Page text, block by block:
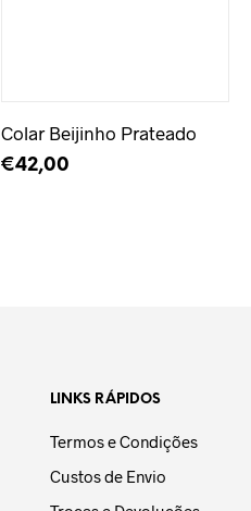
Colar Beijinho Prateado
€42,00
LINKS RÁPIDOS
Termos e Condições
Custos de Envio